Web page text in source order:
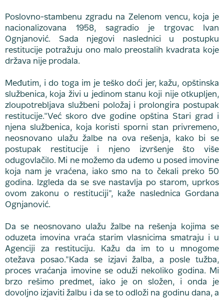
Poslovno-stambenu zgradu na Zelenom vencu, koja je
nacionalizovana 1958, sagradio je trgovac Ivan
Ognjanović. Sada njegovi naslednici u postupku
restitucije potražuju ono malo preostalih kvadrata koje
država nije prodala.
Međutim, i do toga im je teško doći jer, kažu, opštinska
službenica, koja živi u jedinom stanu koji nije otkupljen,
zloupotrebljava službeni položaj i prolongira postupak
restitucije."Već skoro dve godine opština Stari grad i
njena službenica, koja koristi sporni stan privremeno,
neosnovano ulažu žalbe na ova rešenja, kako bi se
postupak restitucije i njeno izvršenje što više
odugovlačilo. Mi ne možemo da uđemo u posed imovine
koja nam je vraćena, iako smo na to čekali preko 50
godina. Izgleda da se sve nastavlja po starom, uprkos
ovom zakonu o restituciji", kaže naslednica Gordana
Ognjanović.
Da se neosnovano ulažu žalbe na rešenja kojima se
oduzeta imovina vraća starim vlasnicima smatraju i u
Agenciji za restituciju. Kažu da im to u mnogome
otežava posao."Kada se izjavi žalba, a posle tužba,
proces vraćanja imovine se oduži nekoliko godina. Mi
brzo rešimo predmet, iako je on složen, i onda je
dovoljno izjaviti žalbu i da se to odloži na godinu dana, a